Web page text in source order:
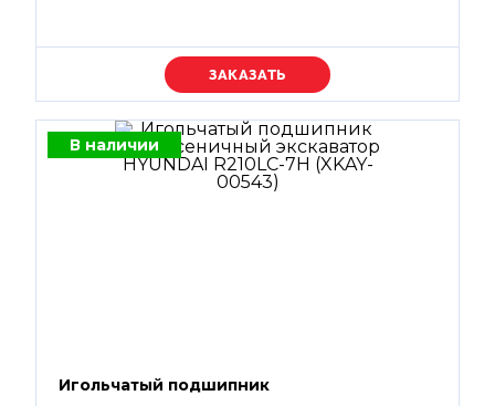
Уточняйте цену
В наличии
Игольчатый подшипник